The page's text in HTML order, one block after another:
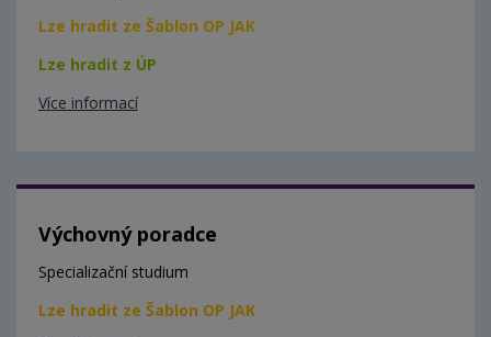
Lze hradit ze Šablon OP JAK
Lze hradit z ÚP
Více informací
Výchovný poradce
Specializační studium
Lze hradit ze Šablon OP JAK